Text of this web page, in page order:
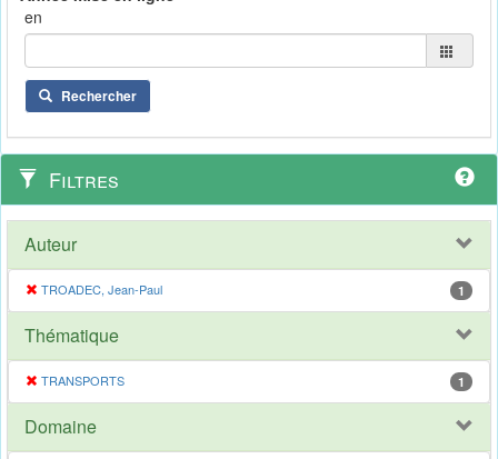
en
Rechercher
Filtres
Auteur
TROADEC, Jean-Paul 1
Thématique
TRANSPORTS 1
Domaine